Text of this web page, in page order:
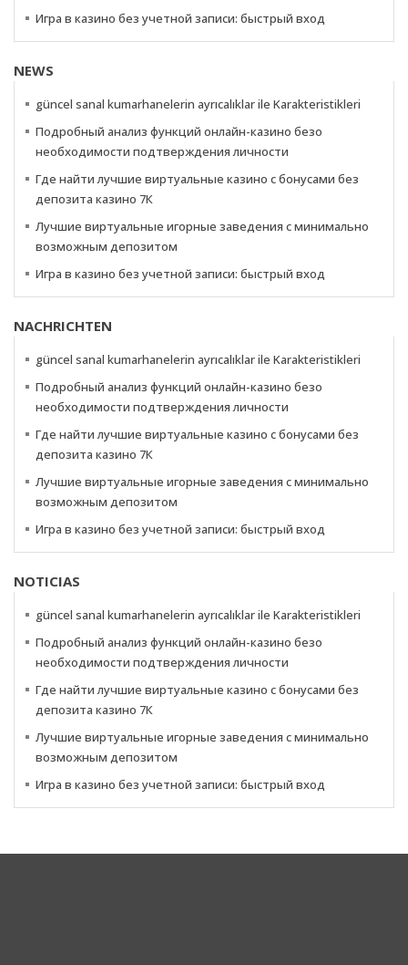
Игра в казино без учетной записи: быстрый вход
NEWS
güncel sanal kumarhanelerin ayrıcalıklar ile Karakteristikleri
Подробный анализ функций онлайн-казино безо
необходимости подтверждения личности
Где найти лучшие виртуальные казино с бонусами без
депозита казино 7К
Лучшие виртуальные игорные заведения с минимально
возможным депозитом
Игра в казино без учетной записи: быстрый вход
NACHRICHTEN
güncel sanal kumarhanelerin ayrıcalıklar ile Karakteristikleri
Подробный анализ функций онлайн-казино безо
необходимости подтверждения личности
Где найти лучшие виртуальные казино с бонусами без
депозита казино 7К
Лучшие виртуальные игорные заведения с минимально
возможным депозитом
Игра в казино без учетной записи: быстрый вход
NOTICIAS
güncel sanal kumarhanelerin ayrıcalıklar ile Karakteristikleri
Подробный анализ функций онлайн-казино безо
необходимости подтверждения личности
Где найти лучшие виртуальные казино с бонусами без
депозита казино 7К
Лучшие виртуальные игорные заведения с минимально
возможным депозитом
Игра в казино без учетной записи: быстрый вход